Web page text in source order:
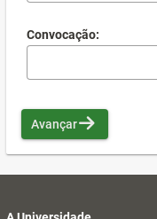
Convocação:
Avançar